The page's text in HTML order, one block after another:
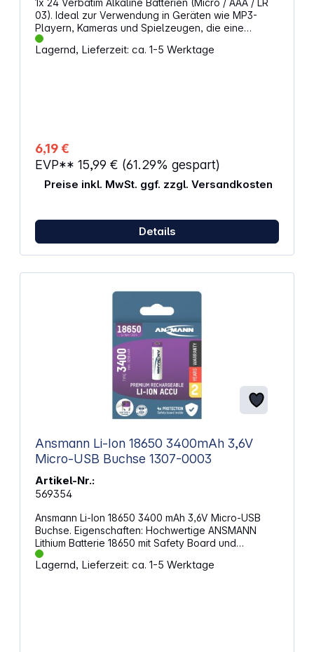
03). Ideal zur Verwendung in Geräten wie MP3-
Playern, Kameras und Spielzeugen, die eine
konstante Leistung über einen langen Zeitraum
erfordern. Technische Details: Spannung: 1,5 V
Lagernd, Lieferzeit: ca. 1-5 Werktage
6,19 €
EVP** 15,99 € (61.29% gespart)
Preise inkl. MwSt. ggf. zzgl. Versandkosten
Details
Ansmann Li-Ion 18650 3400mAh 3,6V
Micro-USB Buchse 1307-0003
Artikel-Nr.:
569354
Ansmann Li-Ion 18650 3400 mAh 3,6V Micro-USB
Buchse. Eigenschaften: Hochwertige ANSMANN
Lithium Batterie 18650 mit Safety Board und
integrierter Micro-USB Ladebuchse. Der Ladestrom
wird intern auf max. 1A begrenzt. Einfaches
Lagernd, Lieferzeit: ca. 1-5 Werktage